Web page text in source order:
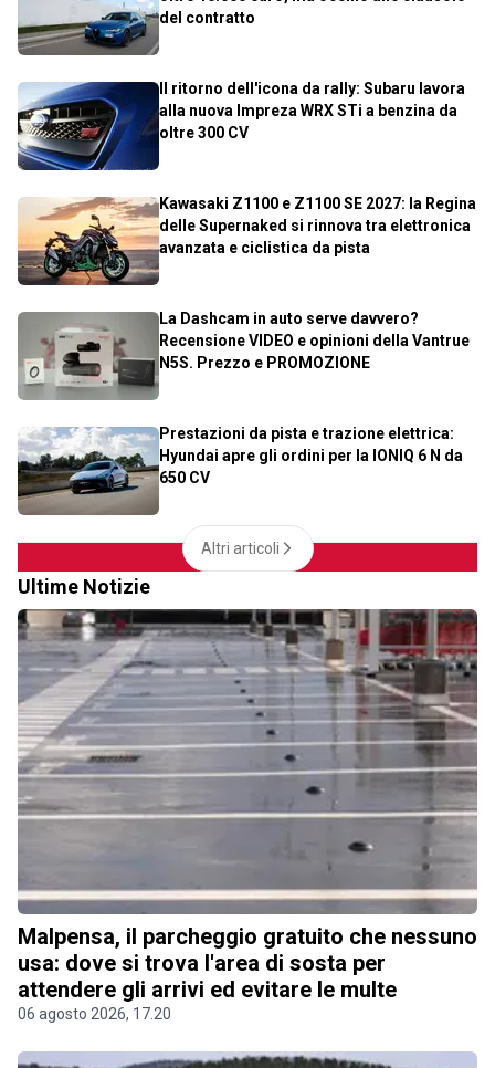
del contratto
Il ritorno dell'icona da rally: Subaru lavora
alla nuova Impreza WRX STi a benzina da
oltre 300 CV
Kawasaki Z1100 e Z1100 SE 2027: la Regina
delle Supernaked si rinnova tra elettronica
avanzata e ciclistica da pista
La Dashcam in auto serve davvero?
Recensione VIDEO e opinioni della Vantrue
N5S. Prezzo e PROMOZIONE
Prestazioni da pista e trazione elettrica:
Hyundai apre gli ordini per la IONIQ 6 N da
650 CV
Altri articoli
Ultime Notizie
Malpensa, il parcheggio gratuito che nessuno
usa: dove si trova l'area di sosta per
attendere gli arrivi ed evitare le multe
06 agosto 2026, 17.20